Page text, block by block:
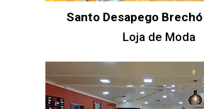
Santo Desapego
Loja de Moda